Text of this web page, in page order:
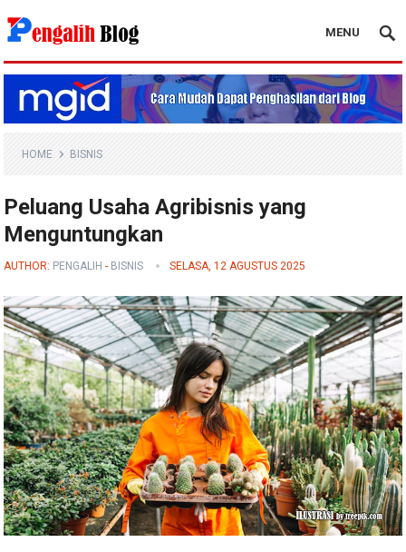
Pengalih Blog
MENU
HOME BISNIS
Peluang Usaha Agribisnis yang
Menguntungkan
AUTHOR: PENGALIH - BISNIS SELASA, 12 AGUSTUS 2025